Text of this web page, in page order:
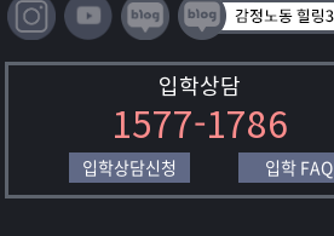
입학상담
1577-1786
입학상담신청
입학 FAQ